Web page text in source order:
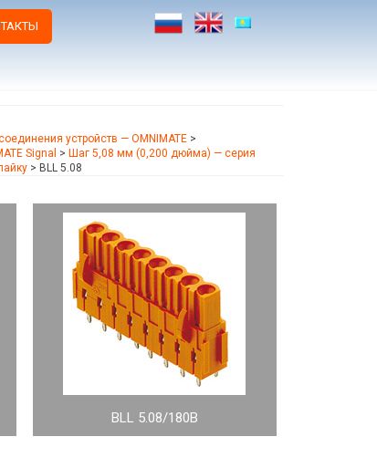
устройств — OMNIMATE >
Signal > Шаг 5,08 мм (0,200 дюйма) — серия
> BLL 5.08
BLL 5.08/180B